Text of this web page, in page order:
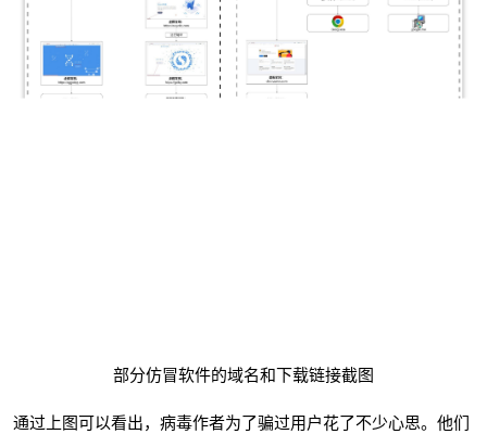
部分仿冒软件的域名和下载链接截图
通过上图可以看出，病毒作者为了骗过用户花了不少心思。他们